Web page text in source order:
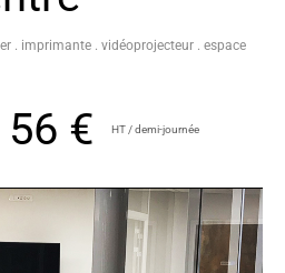
. imprimante . vidéoprojecteur . espace
56 € HT / demi-journée